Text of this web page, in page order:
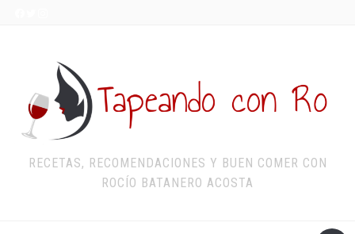
RECETAS, RECOMENDACIONES Y BUEN COMER CON
ROCÍO BATANERO ACOSTA